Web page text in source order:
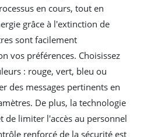
en cours, tout en
grâce à l'extinction de
sont facilement
vos préférences. Choisissez
: rouge, vert, bleu ou
des messages pertinents en
De plus, la technologie
de limiter l'accès au personnel
renforcé de la sécurité est